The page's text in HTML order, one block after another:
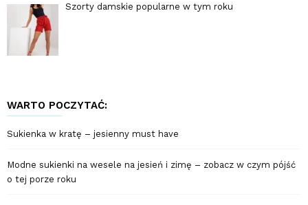
Szorty damskie popularne w tym roku
WARTO POCZYTAĆ:
Sukienka w kratę – jesienny must have
Modne sukienki na wesele na jesień i zimę – zobacz w czym pójść
o tej porze roku